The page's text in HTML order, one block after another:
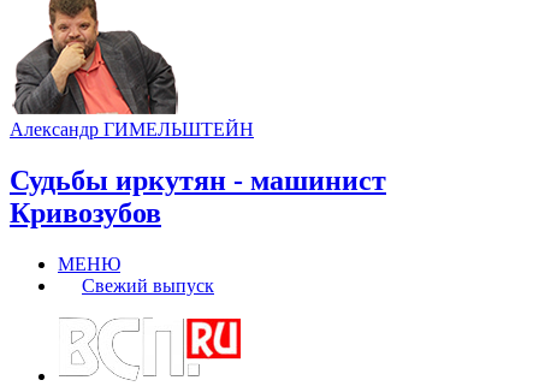
Александр ГИМЕЛЬШТЕЙН
Судьбы иркутян - машинист
Кривозубов
МЕНЮ
Свежий выпуск